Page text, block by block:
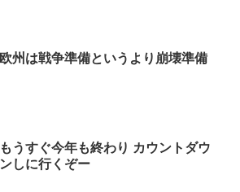
欧州は戦争準備というより崩壊準備
もうすぐ今年も終わり カウントダウ
ンしに行くぞー